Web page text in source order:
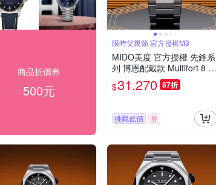
商品折價券
500元
限時父親節 官方授權M3
MIDO美度 官方授權 先鋒系
列 博恩配戴款 Multifort 8 T
wo Crowns 八角錶圈 幾何
機械腕錶 父親節 禮物 推薦
$31,270 87折
挑戰低價 券